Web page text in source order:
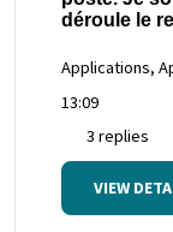
déroule le
Applications,
13:09
3 replies
VIEW